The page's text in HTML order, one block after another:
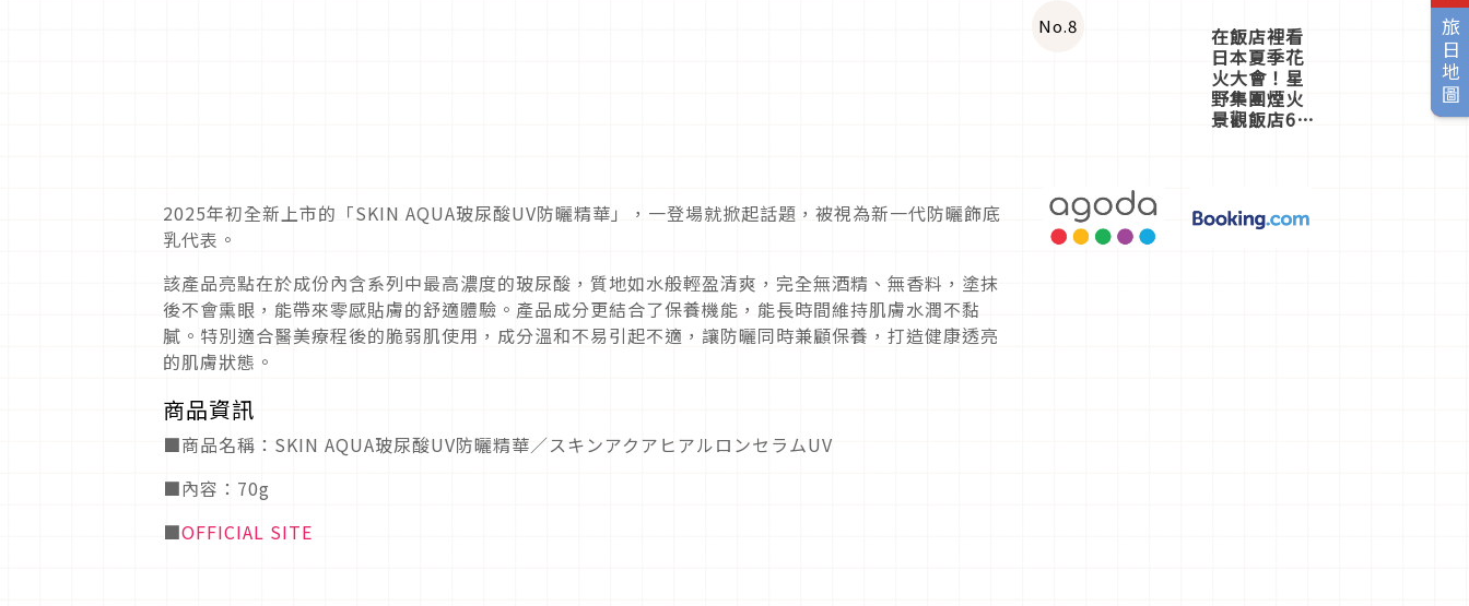
旅日地圖
2025年初全新上市的「SKIN AQUA玻尿酸UV防曬精華」，一登場就掀起話題，被視為新一代防曬飾底
乳代表。
該產品亮點在於成份內含系列中最高濃度的玻尿酸，質地如水般輕盈清爽，完全無酒精、無香料，塗抹
後不會熏眼，能帶來零感貼膚的舒適體驗。產品成分更結合了保養機能，能長時間維持肌膚水潤不黏
膩。特別適合醫美療程後的脆弱肌使用，成分溫和不易引起不適，讓防曬同時兼顧保養，打造健康透亮
的肌膚狀態。
商品資訊
■商品名稱：SKIN AQUA玻尿酸UV防曬精華／スキンアクアヒアルロンセラムUV
■內容：70g
■OFFICIAL SITE
店3分即達
No.8 在飯店裡看
日本夏季花
火大會！星
野集團煙火
景觀飯店6